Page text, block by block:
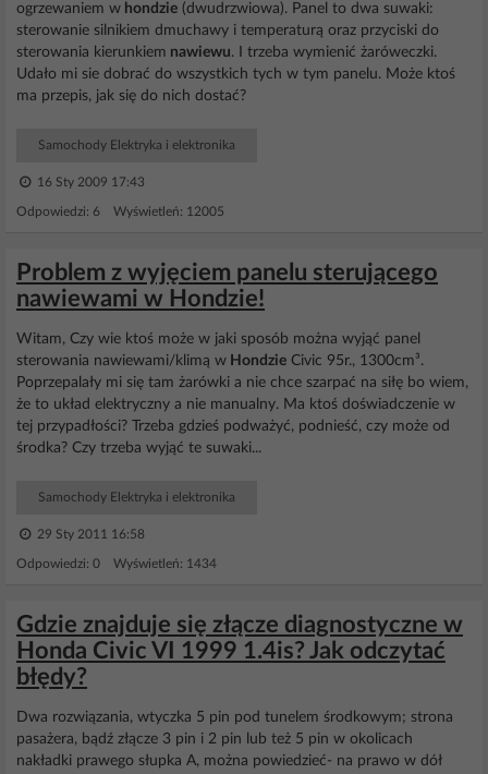
ogrzewaniem w hondzie (dwudrzwiowa). Panel to dwa suwaki:
sterowanie silnikiem dmuchawy i temperaturą oraz przyciski do
sterowania kierunkiem nawiewu. I trzeba wymienić żaróweczki.
Udało mi sie dobrać do wszystkich tych w tym panelu. Może ktoś
ma przepis, jak się do nich dostać?
Samochody Elektryka i elektronika
16 Sty 2009 17:43
Odpowiedzi: 6 Wyświetleń: 12005
Problem z wyjęciem panelu sterującego
nawiewami w Hondzie!
Witam, Czy wie ktoś może w jaki sposób można wyjąć panel
sterowania nawiewami/klimą w Hondzie Civic 95r., 1300cm³.
Poprzepalały mi się tam żarówki a nie chce szarpać na siłę bo wiem,
że to układ elektryczny a nie manualny. Ma ktoś doświadczenie w
tej przypadłości? Trzeba gdzieś podważyć, podnieść, czy może od
środka? Czy trzeba wyjąć te suwaki...
Samochody Elektryka i elektronika
29 Sty 2011 16:58
Odpowiedzi: 0 Wyświetleń: 1434
Gdzie znajduje się złącze diagnostyczne w
Honda Civic VI 1999 1.4is? Jak odczytać
błędy?
Dwa rozwiązania, wtyczka 5 pin pod tunelem środkowym; strona
pasażera, bądź złącze 3 pin i 2 pin lub też 5 pin w okolicach
nakładki prawego słupka A, można powiedzieć- na prawo w dół